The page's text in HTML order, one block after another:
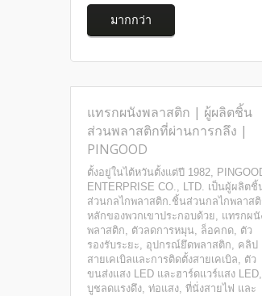
มากกว่า
แทรกผนังพลาสติก | ผู้ผลิตชิ้น
ส่วนพลาสติกที่ผ่านการกลึง |
PINGOOD
ตั้งอยู่ในไต้หวันตั้งแต่ปี 1982,
ENTERPRISE CO., LTD. เป็นผู้ผลิตชิ้
ส่วนกลไกพลาสติก.ชิ้นส่วนกลไกพลาส
หลักของพวกเขาประกอบด้วย, แทรกผนั
พลาสติก, ตัวลดการหมุน, ล็อคกด, ตัว
รองรับระยะ, อุปกรณ์ยึดพลาสติก, คลิป
สายเคเบิลและการติดตั้งสายเคเบิล, ตัว
ขนส่งแสง LED และฮาร์ดแวร์แสง LED,
บูชลดแรงดึง, ท่อแสง, ที่นั่งสายไฟ และ